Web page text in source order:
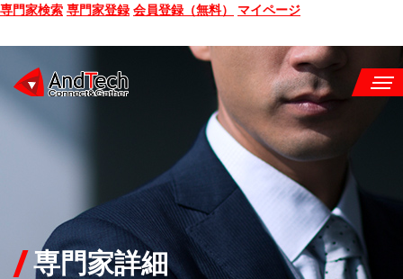
専門家検索 専門家登録 会員登録（無料） マイページ
CONSULTING
SERVICE
専門家詳細